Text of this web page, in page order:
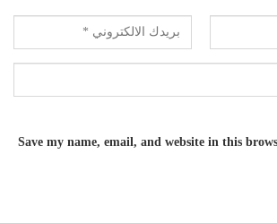
Save my name, email, and website in this